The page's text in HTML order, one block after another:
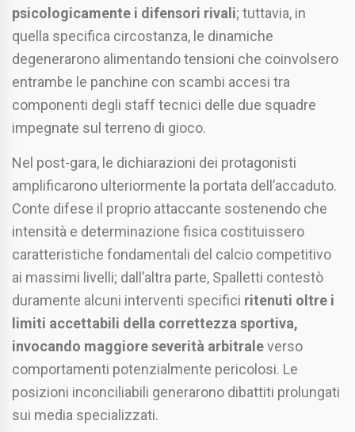
psicologicamente i difensori rivali; tuttavia, in
quella specifica circostanza, le dinamiche
degenerarono alimentando tensioni che coinvolsero
entrambe le panchine con scambi accesi tra
componenti degli staff tecnici delle due squadre
impegnate sul terreno di gioco.
Nel post-gara, le dichiarazioni dei protagonisti
amplificarono ulteriormente la portata dell’accaduto.
Conte difese il proprio attaccante sostenendo che
intensità e determinazione fisica costituissero
caratteristiche fondamentali del calcio competitivo
ai massimi livelli; dall’altra parte, Spalletti contestò
duramente alcuni interventi specifici ritenuti oltre i
limiti accettabili della correttezza sportiva,
invocando maggiore severità arbitraleverso
comportamenti potenzialmente pericolosi. Le
posizioni inconciliabili generarono dibattiti prolungati
sui media specializzati.